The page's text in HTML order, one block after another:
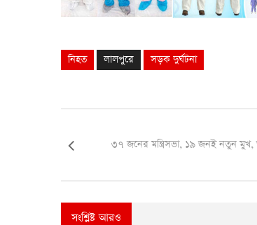
নিহত লালপুরে সড়ক দুর্ঘটনা
৩৭ জনের মন্ত্রিসভা, ১৯ জনই নতুন
সংশ্লিষ্ট আরও